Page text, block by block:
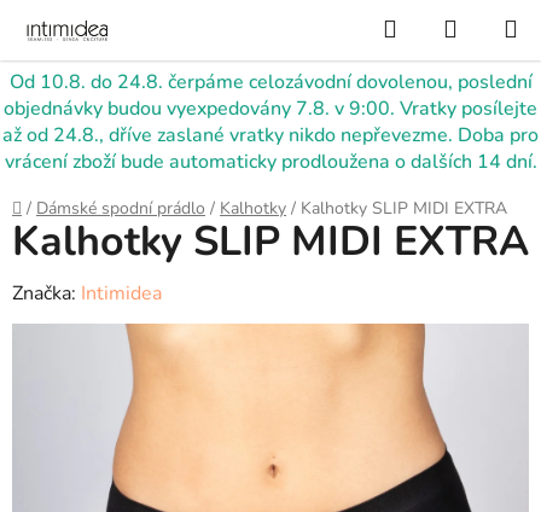
obsah
Od 10.8. do 24.8. čerpáme celozávodní dovolenou, poslední
objednávky budou vyexpedovány 7.8. v 9:00. Vratky posílejte
až od 24.8., dříve zaslané vratky nikdo nepřevezme. Doba pro
vrácení zboží bude automaticky prodloužena o dalších 14 dní.
Hledat
KOŠÍK
Domů
/ Dámské spodní prádlo / Kalhotky / Kalhotky SLIP MIDI EXTRA
Kalhotky SLIP MIDI EXTRA
Značka: Intimidea